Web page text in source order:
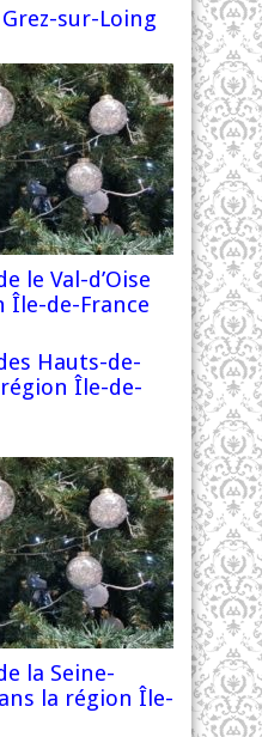
sur-Loing
le Val-d’Oise
Île-de-France
Hauts-de-
Île-de-
la Seine-
la région Île-